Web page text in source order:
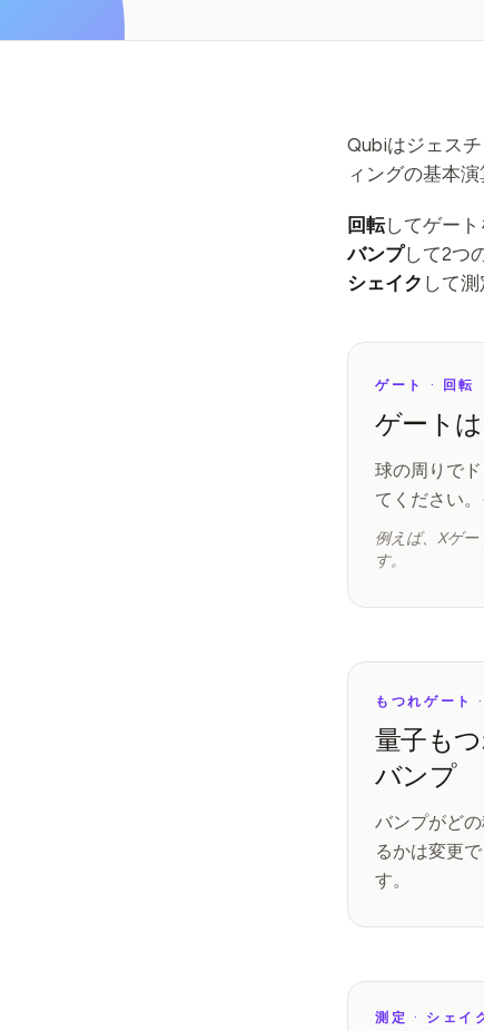
Qubiはジェス
ィングの基本
回転してゲート
バンプして2つ
シェイク して測
ゲート · 回転
ゲート
球の周りで
てください
例えば、Xゲー
す。
もつれゲート
量子も
バンプ
バンプがど
るかは変更
す。
測定 · シェイ